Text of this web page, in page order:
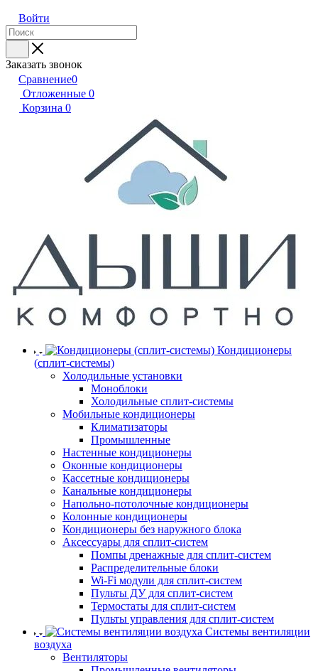
Войти
Заказать звонок
Сравнение0
Отложенные 0
Корзина 0
Кондиционеры
(сплит-системы)
Холодильные установки
Моноблоки
Холодильные сплит-системы
Мобильные кондиционеры
Климатизаторы
Промышленные
Настенные кондиционеры
Оконные кондиционеры
Кассетные кондиционеры
Канальные кондиционеры
Напольно-потолочные кондиционеры
Колонные кондиционеры
Кондиционеры без наружного блока
Аксессуары для сплит-систем
Помпы дренажные для сплит-систем
Распределительные блоки
Wi-Fi модули для сплит-систем
Пульты ДУ для сплит-систем
Термостаты для сплит-систем
Пульты управления для сплит-систем
Системы вентиляции
воздуха
Вентиляторы